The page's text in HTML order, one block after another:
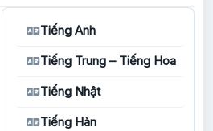
Tiếng Anh
Tiếng Trung – Tiếng Hoa
Tiếng Nhật
Tiếng Hàn